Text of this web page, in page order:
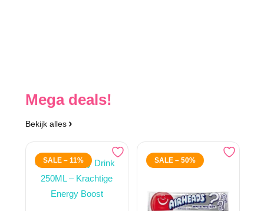
Mega deals!
Bekijk alles
SALE – 11% SALE – 50%